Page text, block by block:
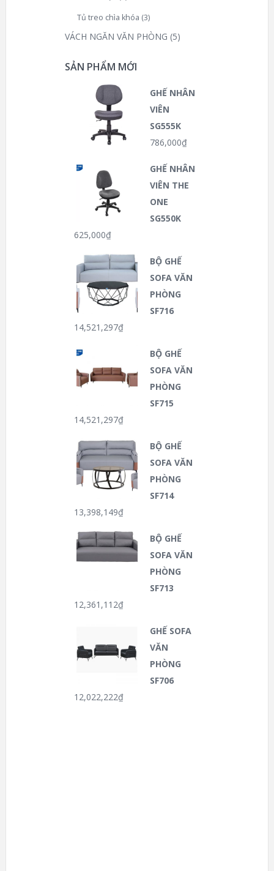
Tủ treo chìa khóa (3)
VÁCH NGĂN VĂN PHÒNG (5)
SẢN PHẨM MỚI
GHẾ NHÂN
VIÊN
SG555K
786,000₫
GHẾ NHÂN
VIÊN THE
ONE
SG550K
625,000₫
BỘ GHẾ
SOFA VĂN
PHÒNG
SF716
14,521,297₫
BỘ GHẾ
SOFA VĂN
PHÒNG
SF715
14,521,297₫
BỘ GHẾ
SOFA VĂN
PHÒNG
SF714
13,398,149₫
BỘ GHẾ
SOFA VĂN
PHÒNG
SF713
12,361,112₫
GHẾ SOFA
VĂN
PHÒNG
SF706
12,022,222₫